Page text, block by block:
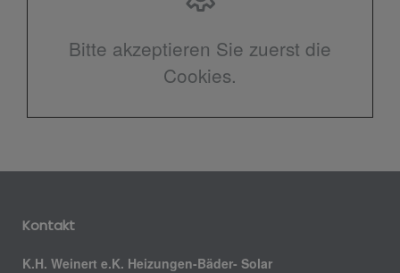
Bitte akzeptieren Sie zuerst die
Cookies.
Kontakt
K.H. Weinert e.K. Heizungen-Bäder- Solar